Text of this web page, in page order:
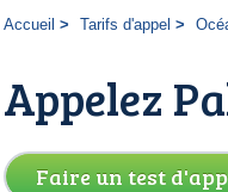
Accueil Tarifs d'appel
Appelez
Faire un test